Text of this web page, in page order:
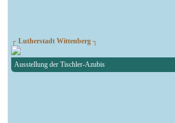
┌ Lutherstadt Wittenberg ┐
Ausstellung der Tischler-Azubis